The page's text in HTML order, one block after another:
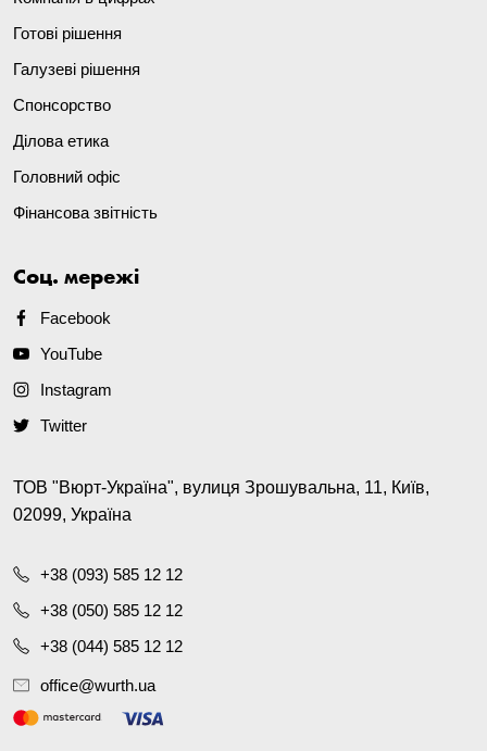
Готові рішення
Галузеві рішення
Спонсорство
Ділова етика
Головний офіс
Фінансова звітність
Соц. мережі
Facebook
YouTube
Instagram
Twitter
ТОВ "Вюрт-Україна", вулиця Зрошувальна, 11, Київ,
02099, Україна
+38 (093) 585 12 12
+38 (050) 585 12 12
+38 (044) 585 12 12
office@wurth.ua